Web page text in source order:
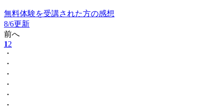
無料体験を受講された方の感想
8/6更新
前へ
12
・
・
・
・
・
・